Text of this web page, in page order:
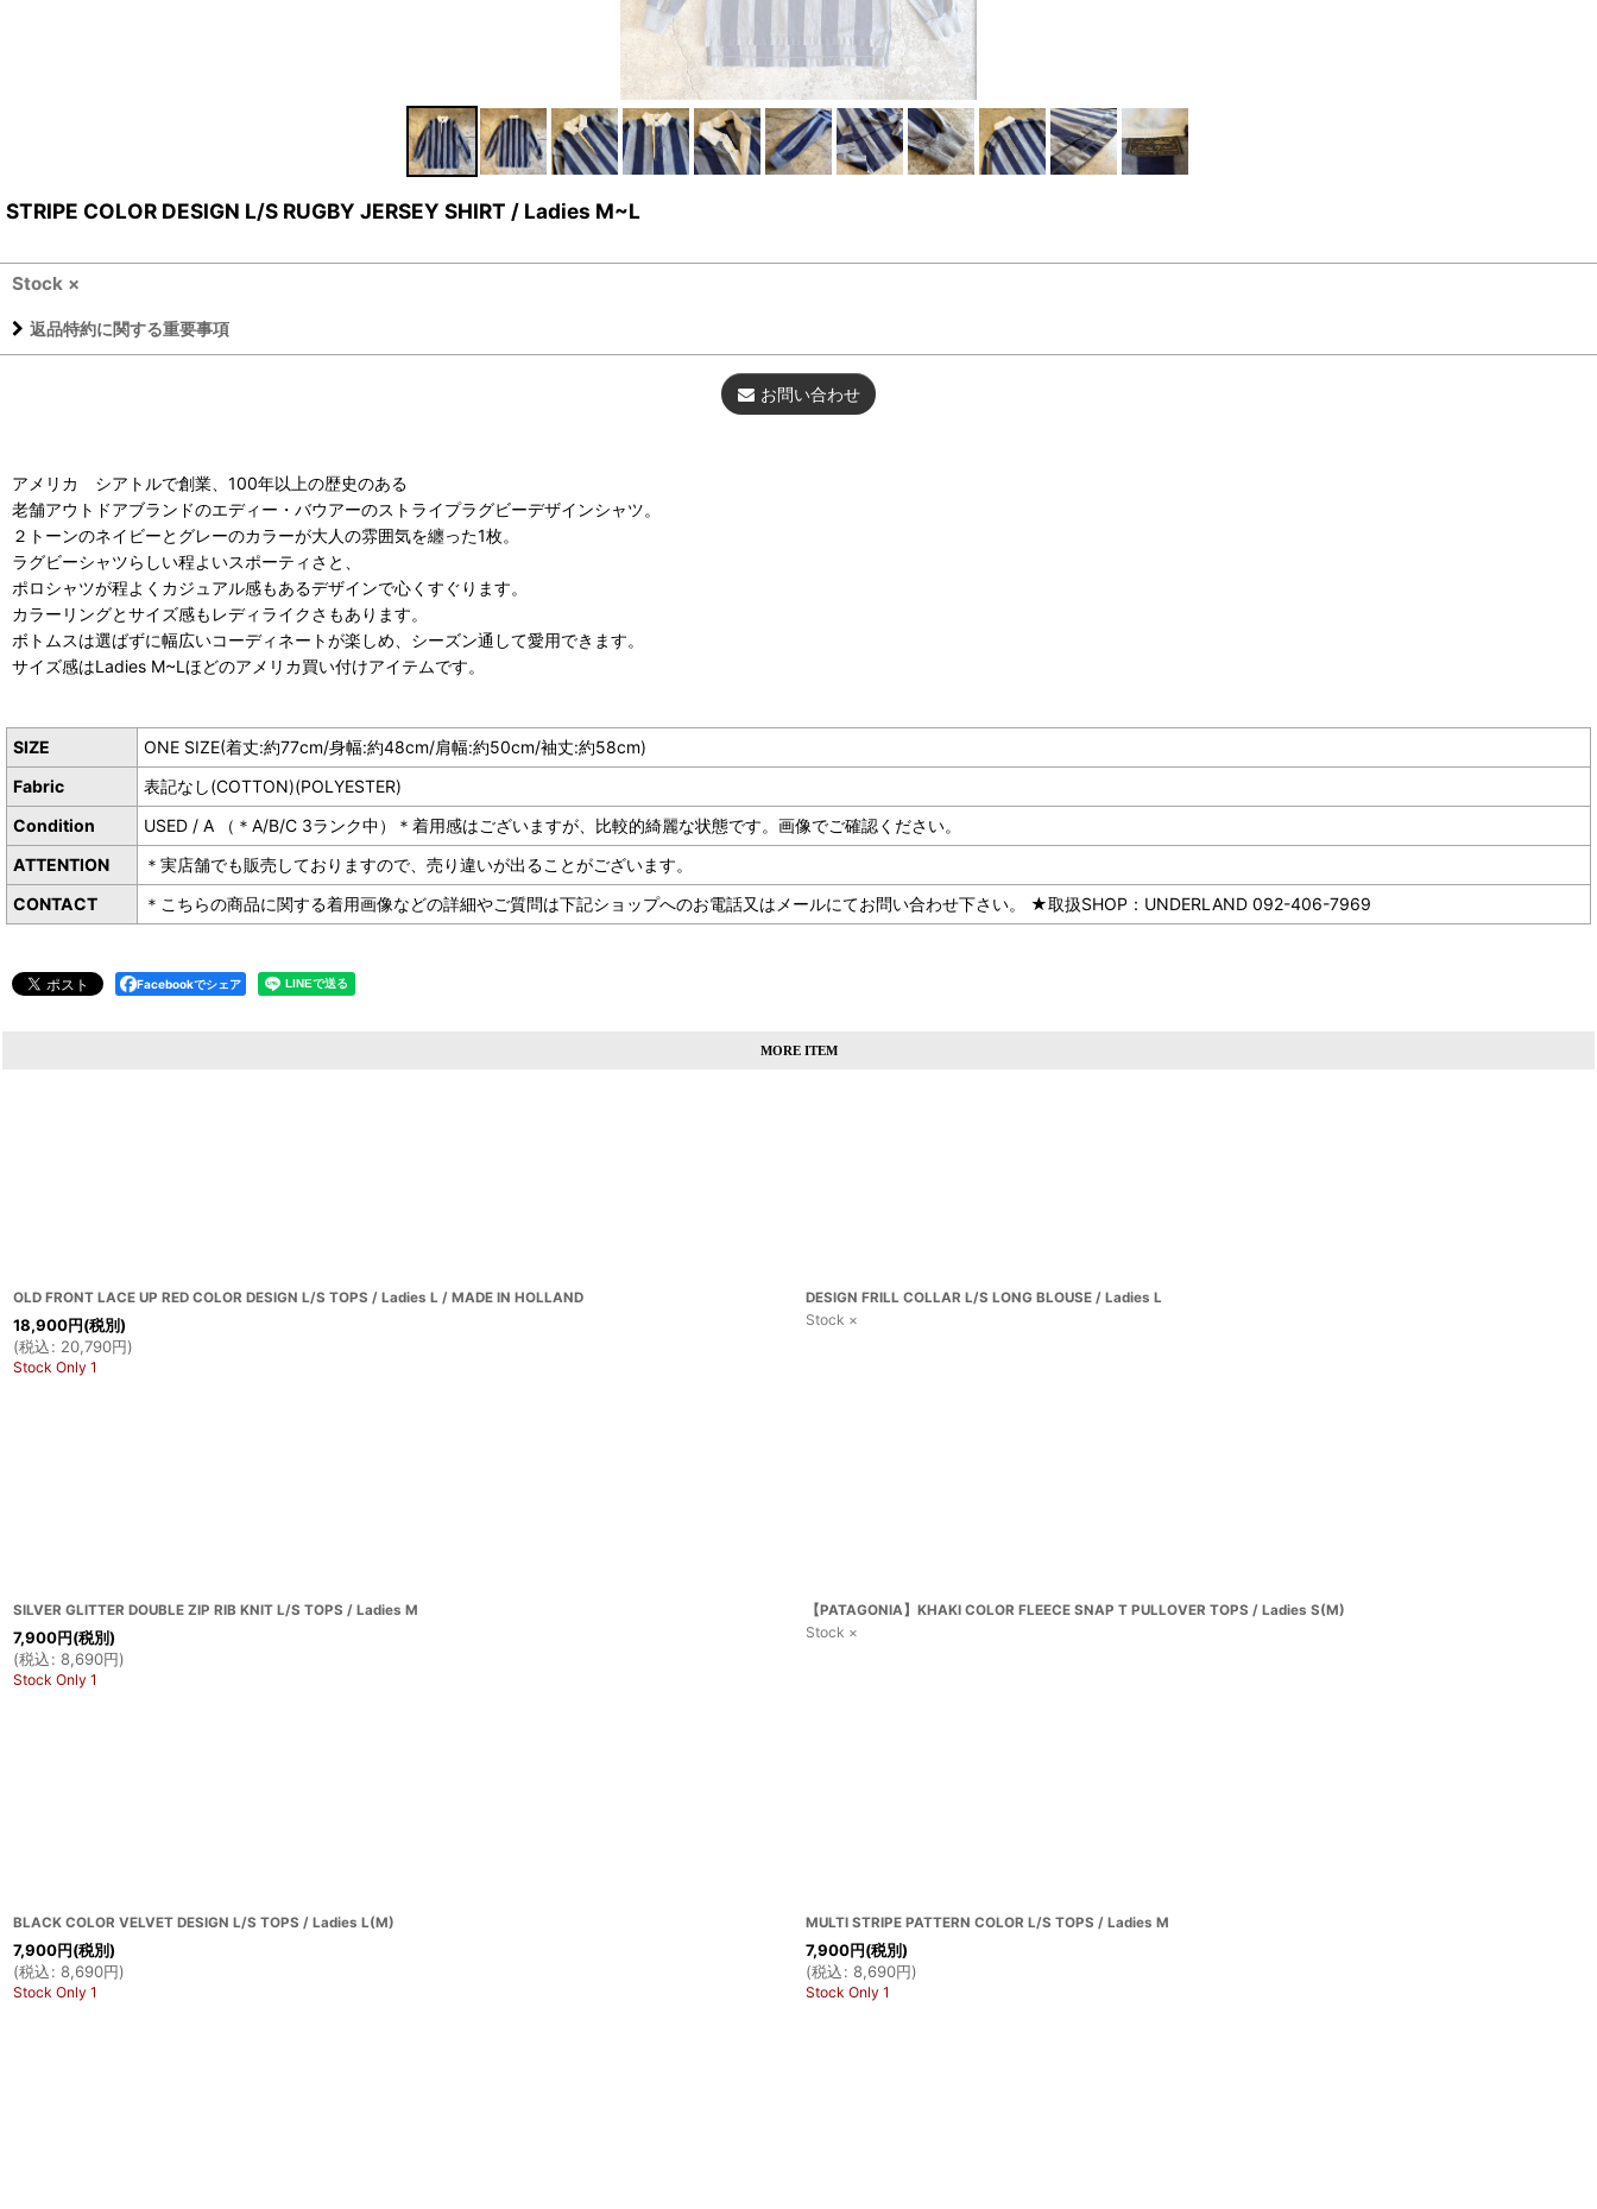
STRIPE COLOR DESIGN L/S RUGBY JERSEY SHIRT / Ladies M~L
Stock ×
返品特約に関する重要事項
お問い合わせ
アメリカ シアトルで創業、100年以上の歴史のある
老舗アウトドアブランドのエディー・バウアーのストライプラグビーデザインシャツ。
２トーンのネイビーとグレーのカラーが大人の雰囲気を纏った1枚。
ラグビーシャツらしい程よいスポーティさと、
ポロシャツが程よくカジュアル感もあるデザインで心くすぐります。
カラーリングとサイズ感もレディライクさもあります。
ボトムスは選ばずに幅広いコーディネートが楽しめ、シーズン通して愛用できます。
サイズ感はLadies M~Lほどのアメリカ買い付けアイテムです。
SIZE
ONE SIZE(着丈:約77cm/身幅:約48cm/肩幅:約50cm/袖丈:約58cm)
Fabric
表記なし(COTTON)(POLYESTER)
Condition
USED / A （＊A/B/C 3ランク中）＊着用感はございますが、比較的綺麗な状態です。画像でご確認ください。
ATTENTION
＊実店舗でも販売しておりますので、売り違いが出ることがございます。
CONTACT
＊こちらの商品に関する着用画像などの詳細やご質問は下記ショップへのお電話又はメールにてお問い合わせ下さい。 ★取扱SHOP：UNDERLAND 092-406-7969
Facebookでシェア
MORE ITEM
OLD FRONT LACE UP RED COLOR DESIGN L/S TOPS / Ladies L / MADE IN HOLLAND
18,900円(税別)
(税込: 20,790円)
Stock Only 1
DESIGN FRILL COLLAR L/S LONG BLOUSE / Ladies L
Stock ×
SILVER GLITTER DOUBLE ZIP RIB KNIT L/S TOPS / Ladies M
7,900円(税別)
(税込: 8,690円)
Stock Only 1
【PATAGONIA】KHAKI COLOR FLEECE SNAP T PULLOVER TOPS / Ladies S(M)
Stock ×
BLACK COLOR VELVET DESIGN L/S TOPS / Ladies L(M)
7,900円(税別)
(税込: 8,690円)
Stock Only 1
MULTI STRIPE PATTERN COLOR L/S TOPS / Ladies M
7,900円(税別)
(税込: 8,690円)
Stock Only 1